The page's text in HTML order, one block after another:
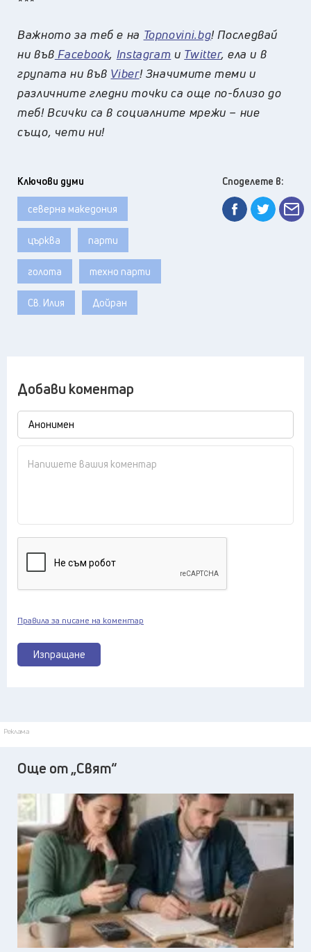
Важното за теб е на Topnovini.bg! Последвай
ни във Facebook, Instagram и Twitter, ела и в
групата ни във Viber! Значимите теми и
различните гледни точки са още по-близо до
теб! Всички са в социалните мрежи – ние
също, чети ни!
Ключови думи
северна македония
църква парти
голота техно парти
Св. Илия Дойран
Споделете в:
Добави коментар
Изпращане
Правила за писане на коментар
Реклама
Още от „Свят“